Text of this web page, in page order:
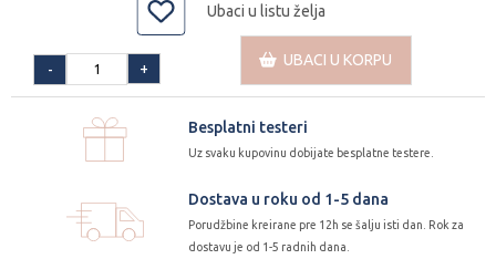
+
-
Ubaci u listu želja
UBACI U KORPU
Besplatni testeri
Uz svaku kupovinu dobijate besplatne testere.
Dostava u roku od 1-5 dana
Porudžbine kreirane pre 12h se šalju isti dan. Rok za
dostavu je od 1-5 radnih dana.